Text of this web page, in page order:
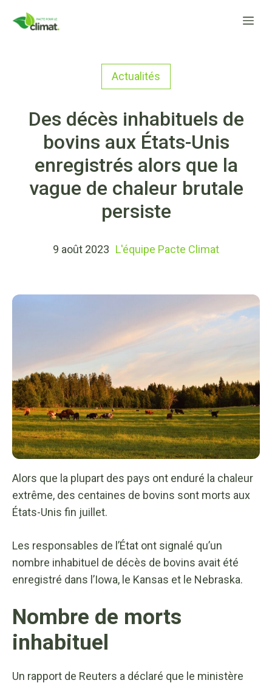
Actualités
Des décès inhabituels de
bovins aux États-Unis
enregistrés alors que la
vague de chaleur brutale
persiste
9 août 2023 L'équipe Pacte Climat
Alors que la plupart des pays ont enduré la chaleur
extrême, des centaines de bovins sont morts aux
États-Unis fin juillet.
Les responsables de l’État ont signalé qu’un
nombre inhabituel de décès de bovins avait été
enregistré dans l’Iowa, le Kansas et le Nebraska.
Nombre de morts
inhabituel
Un rapport de Reuters a déclaré que le ministère